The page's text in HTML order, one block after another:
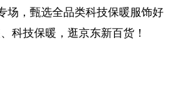
场，甄选全品类科技保暖服饰好
科技保暖，逛京东新百货！